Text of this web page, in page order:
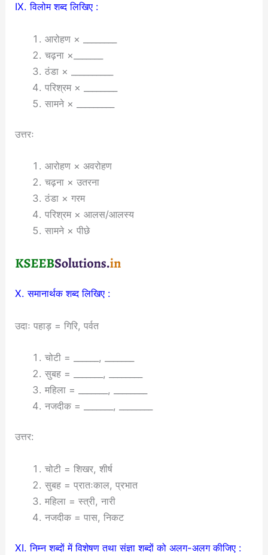
IX. विलोम शब्द लिखिए :
आरोहण × ________
चढ़ना ×_______
ठंडा × __________
परिश्रम × ________
सामने × _________
उत्तरः
आरोहण × अवरोहण
चढ़ना × उतरना
ठंडा × गरम
परिश्रम × आलस/आलस्य
सामने × पीछे
X. समानार्थक शब्द लिखिए :
उदाः पहाड़ = गिरि, पर्वत
चोटी = ______, _______
सुबह = _______, ________
महिला = _______, ________
नजदीक = _______, ________
उत्तर:
चोटी = शिखर, शीर्ष
सुबह = प्रातःकाल, प्रभात
महिला = स्त्री, नारी
नजदीक = पास, निकट
XI. निम्न शब्दों में विशेषण तथा संज्ञा शब्दों को अलग-अलग कीजिए :